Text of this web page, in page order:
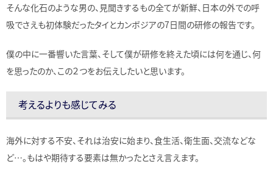
そんな化石のような男の、見聞きするもの全てが新鮮、日本の外での呼
吸でさえも初体験だったタイとカンボジアの7日間の研修の報告です。
僕の中に一番響いた言葉、そして僕が研修を終えた頃には何を通じ、何
を思ったのか、この２つをお伝えしたいと思います。
考えるよりも感じてみる
海外に対する不安、それは治安に始まり、食生活、衛生面、交流などな
ど…。もはや期待する要素は無かったとさえ言えます。